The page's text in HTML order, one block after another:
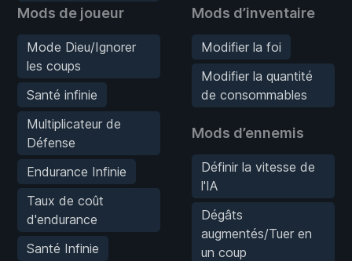
Mods de joueur
Mode Dieu/Ignorer
les coups
Santé infinie
Multiplicateur de
Défense
Endurance Infinie
Taux de coût
d'endurance
Santé Infinie
Mods d’inventaire
Modifier la foi
Modifier la quantité
de consommables
Mods d’ennemis
Définir la vitesse de
l'IA
Dégâts
augmentés/Tuer en
un coup